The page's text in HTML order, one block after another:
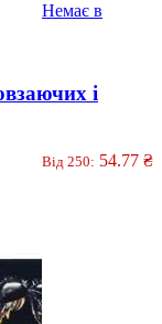
Немає в
і
Від 250: 54.77 ₴